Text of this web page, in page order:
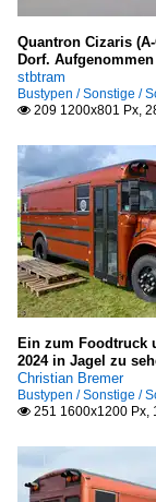
Quantron Cizaris
Dorf. Aufgenommen
stbtram
Bustypen / Sonstige /
 209 1200x801 Px,
Ein zum Foodtruck
2024 in Jagel zu
Christian Bremer
Bustypen / Sonstige /
 251 1600x1200 Px,